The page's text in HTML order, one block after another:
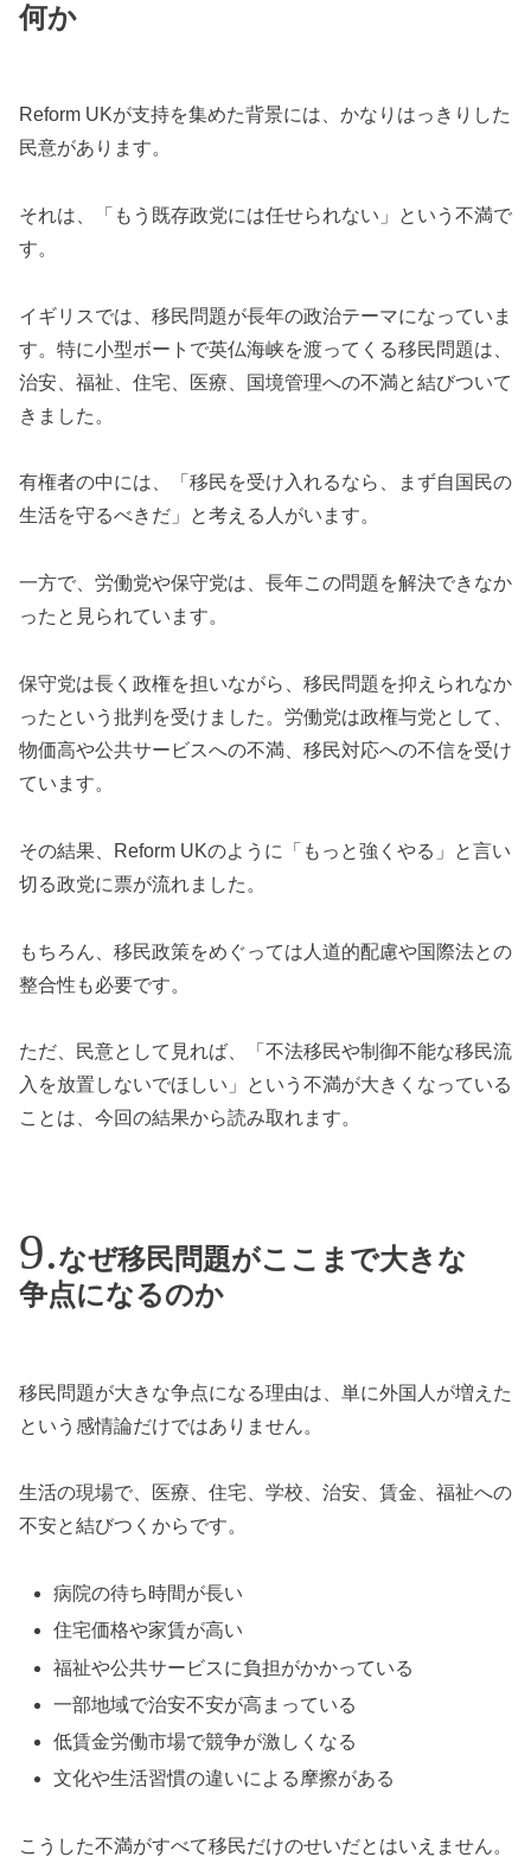
何か
Reform UKが支持を集めた背景には、かなりはっきりした
民意があります。
それは、「もう既存政党には任せられない」という不満で
す。
イギリスでは、移民問題が長年の政治テーマになっていま
す。特に小型ボートで英仏海峡を渡ってくる移民問題は、
治安、福祉、住宅、医療、国境管理への不満と結びついて
きました。
有権者の中には、「移民を受け入れるなら、まず自国民の
生活を守るべきだ」と考える人がいます。
一方で、労働党や保守党は、長年この問題を解決できなか
ったと見られています。
保守党は長く政権を担いながら、移民問題を抑えられなか
ったという批判を受けました。労働党は政権与党として、
物価高や公共サービスへの不満、移民対応への不信を受け
ています。
その結果、Reform UKのように「もっと強くやる」と言い
切る政党に票が流れました。
もちろん、移民政策をめぐっては人道的配慮や国際法との
整合性も必要です。
ただ、民意として見れば、「不法移民や制御不能な移民流
入を放置しないでほしい」という不満が大きくなっている
ことは、今回の結果から読み取れます。
なぜ移民問題がここまで大きな
争点になるのか
移民問題が大きな争点になる理由は、単に外国人が増えた
という感情論だけではありません。
生活の現場で、医療、住宅、学校、治安、賃金、福祉への
不安と結びつくからです。
病院の待ち時間が長い
住宅価格や家賃が高い
福祉や公共サービスに負担がかかっている
一部地域で治安不安が高まっている
低賃金労働市場で競争が激しくなる
文化や生活習慣の違いによる摩擦がある
こうした不満がすべて移民だけのせいだとはいえません。